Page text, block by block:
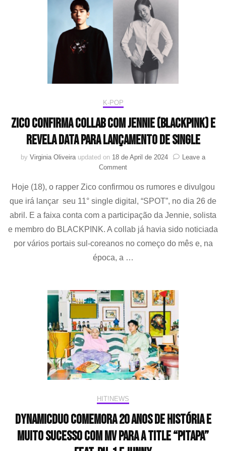
K-POP
Zico confirma collab com Jennie (BLACKPINK) e
revela data para lançamento de single
by Virginia Oliveira updated on 18 de April de 2024
Leave a
Commenton
confirma
collab
com
Jennie
(BLACKPINK)
revela
single
Hoje (18), o rapper Zico confirmou os rumores e divulgou
que irá lançar seu 11° single digital, “SPOT”, no dia 26 de
abril. E a faixa conta com a participação da Jennie, solista
e membro do BLACKPINK. A collab já havia sido noticiada
por vários portais sul-coreanos no começo do mês e, na
época, a …
HIT!NEWS
Dynamicduo comemora 20 anos de história e
muito sucesso com MV para a title “PITAPA”